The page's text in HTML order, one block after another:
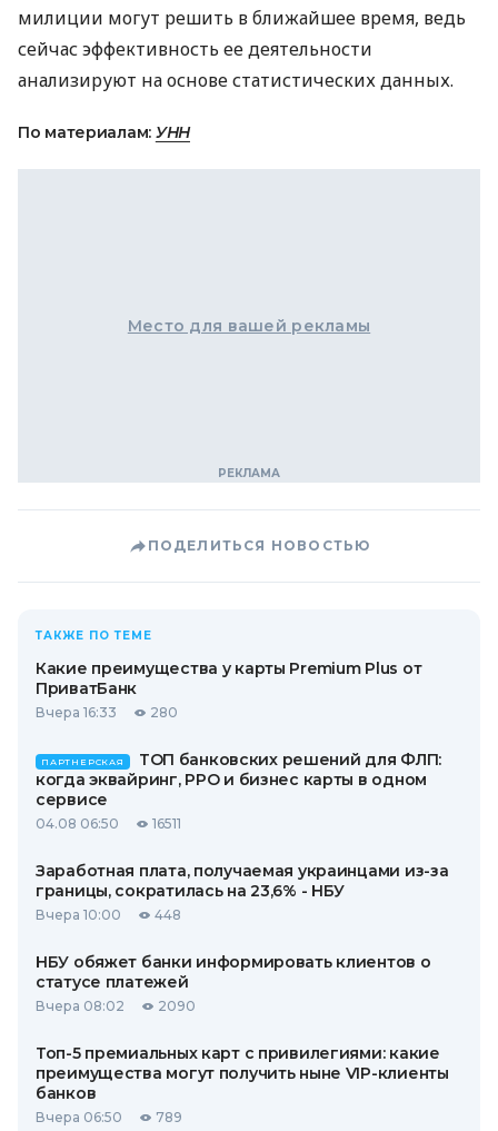
милиции могут решить в ближайшее время, ведь
сейчас эффективность ее деятельности
анализируют на основе статистических данных.
По материалам: УНН
Место для вашей рекламы
ПОДЕЛИТЬСЯ НОВОСТЬЮ
ТАКЖЕ ПО ТЕМЕ
Какие преимущества у карты Premium Plus от
ПриватБанк
Вчера 16:33 280
ПАРТНЕРСКАЯ
ТОП банковских решений для ФЛП:
когда эквайринг, РРО и бизнес карты в одном
сервисе
04.08 06:50 16511
Заработная плата, получаемая украинцами из-за
границы, сократилась на 23,6% - НБУ
Вчера 10:00 448
НБУ обяжет банки информировать клиентов о
статусе платежей
Вчера 08:02 2090
Топ-5 премиальных карт с привилегиями: какие
преимущества могут получить ныне VIP-клиенты
банков
Вчера 06:50 789